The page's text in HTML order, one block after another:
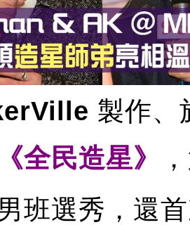
製作
《全民造星》
班選秀，還